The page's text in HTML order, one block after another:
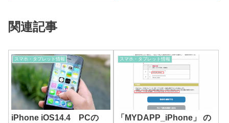
関連記事
スマホ・タブレット情報
iPhone iOS14.4 PCの
スマホ・タブレット情報
「MYDAPP_iPhone」 の